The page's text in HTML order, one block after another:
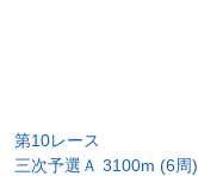
第10レース
三次予選Ａ 3100m (6周)